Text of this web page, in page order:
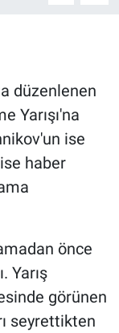
düzenlenen
Yarışı'na
ise
haber
önce
Yarış
görünen
seyrettikten